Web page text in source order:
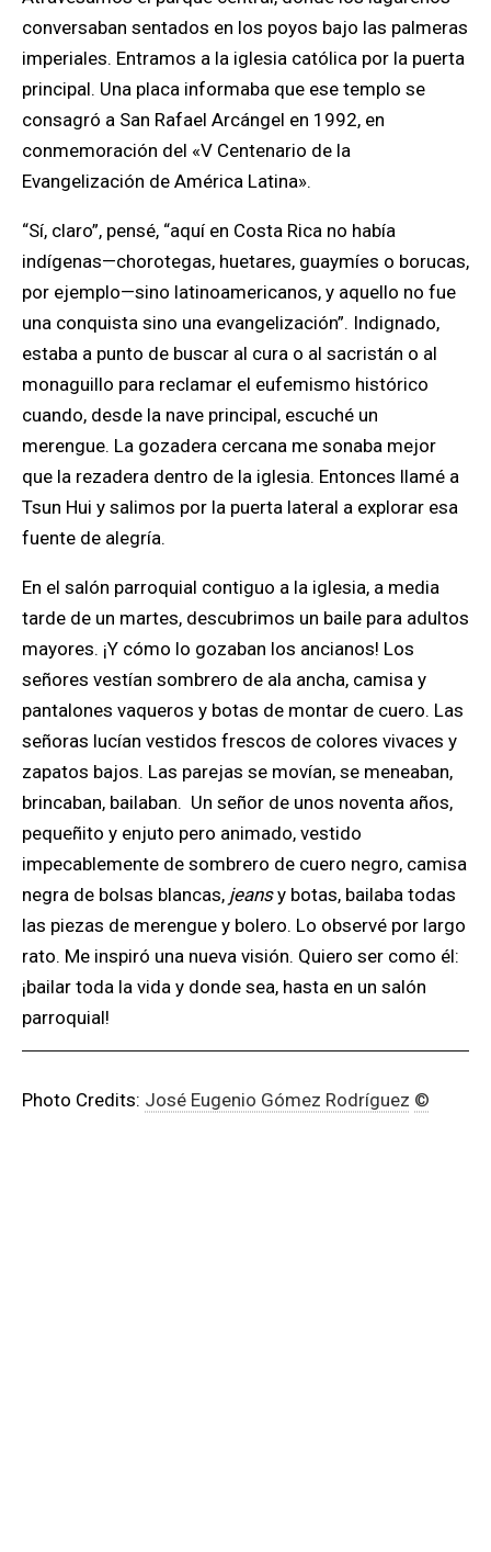
conversaban sentados en los poyos bajo las palmeras
imperiales. Entramos a la iglesia católica por la puerta
principal. Una placa informaba que ese templo se
consagró a San Rafael Arcángel en 1992, en
conmemoración del «V Centenario de la
Evangelización de América Latina».
“Sí, claro”, pensé, “aquí en Costa Rica no había
indígenas—chorotegas, huetares, guaymíes o borucas,
por ejemplo—sino latinoamericanos, y aquello no fue
una conquista sino una evangelización”. Indignado,
estaba a punto de buscar al cura o al sacristán o al
monaguillo para reclamar el eufemismo histórico
cuando, desde la nave principal, escuché un
merengue. La gozadera cercana me sonaba mejor
que la rezadera dentro de la iglesia. Entonces llamé a
Tsun Hui y salimos por la puerta lateral a explorar esa
fuente de alegría.
En el salón parroquial contiguo a la iglesia, a media
tarde de un martes, descubrimos un baile para adultos
mayores. ¡Y cómo lo gozaban los ancianos! Los
señores vestían sombrero de ala ancha, camisa y
pantalones vaqueros y botas de montar de cuero. Las
señoras lucían vestidos frescos de colores vivaces y
zapatos bajos. Las parejas se movían, se meneaban,
brincaban, bailaban. Un señor de unos noventa años,
pequeñito y enjuto pero animado, vestido
impecablemente de sombrero de cuero negro, camisa
negra de bolsas blancas, jeansy botas, bailaba todas
las piezas de merengue y bolero. Lo observé por largo
rato. Me inspiró una nueva visión. Quiero ser como él:
¡bailar toda la vida y donde sea, hasta en un salón
parroquial!
Photo Credits: José Eugenio Gómez Rodríguez ©